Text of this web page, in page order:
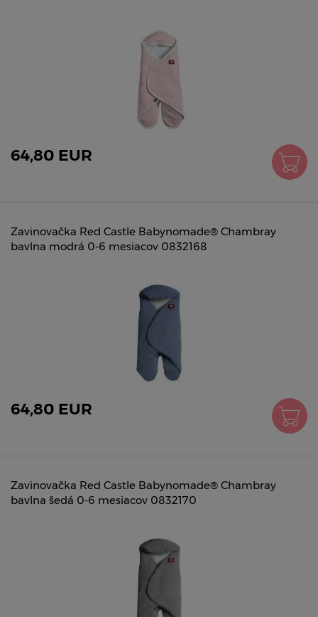
64,80 EUR
Zavinovačka Red Castle Babynomade® Chambray
bavlna modrá 0-6 mesiacov 0832168
64,80 EUR
Zavinovačka Red Castle Babynomade® Chambray
bavlna šedá 0-6 mesiacov 0832170